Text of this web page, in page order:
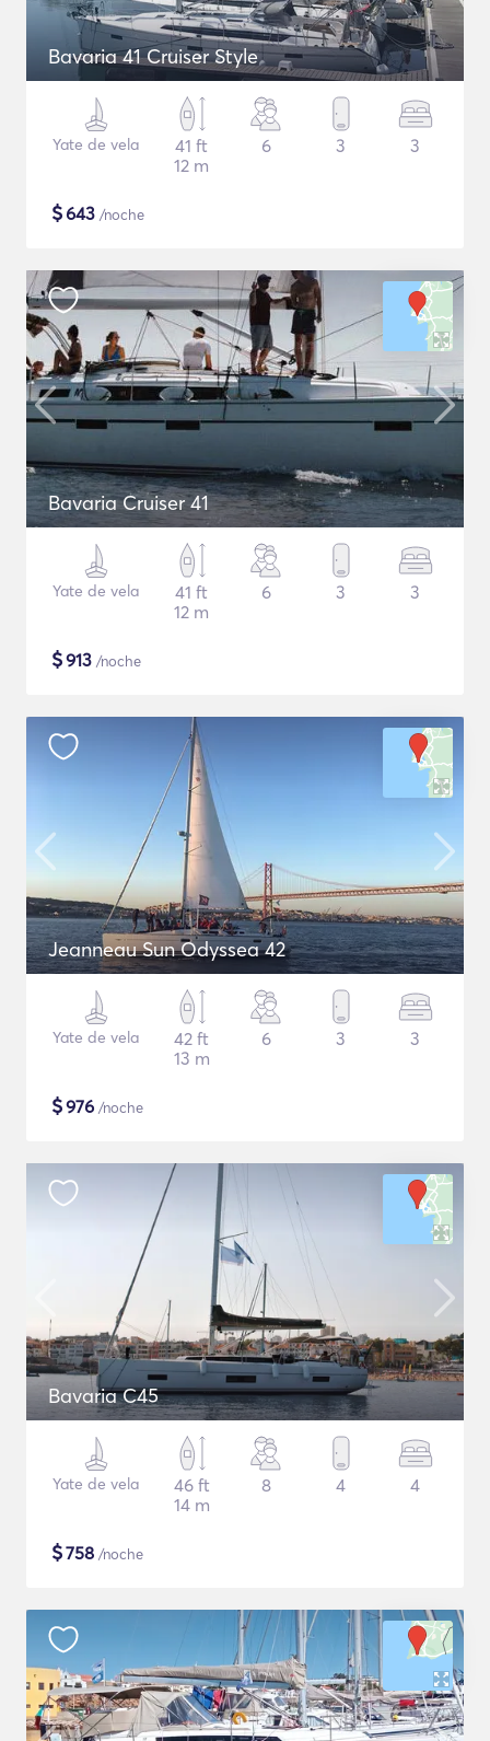
Bavaria 41 Cruiser Style
Yate de vela
41 ft
12 m
6 3 3
$643 /noche
Bavaria Cruiser 41
Yate de vela
41 ft
12 m
6 3 3
$913 /noche
Jeanneau Sun Odyssea 42
Yate de vela
42 ft
13 m
6 3 3
$976 /noche
Bavaria C45
Yate de vela
46 ft
14 m
8 4 4
$758 /noche